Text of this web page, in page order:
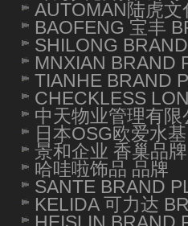
AUTOMAN陆虎文
BAOFENG 宝丰
SHILONG
MNXIAN BRAND
TIANHE BRAND
CHECKLESS
中天物业管理有限
日本OSG欧爱水基
景和企业 香巢品牌
哈哇啦饰品 品牌
SANTE BRAND
KELIDA 可力达